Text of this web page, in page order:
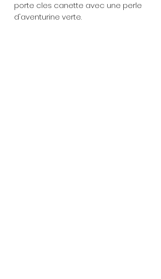
porte cles canette avec une perle
d'aventurine verte.